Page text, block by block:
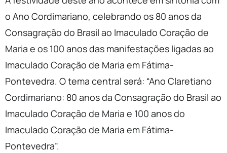
o Ano Cordimariano, celebrando os 80 anos da
Consagração do Brasil ao Imaculado Coração de
Maria e os 100 anos das manifestações ligadas ao
Imaculado Coração de Maria em Fátima-
Pontevedra. O tema central será: “Ano Claretiano
Cordimariano: 80 anos da Consagração do Brasil ao
Imaculado Coração de Maria e 100 anos do
Imaculado Coração de Maria em Fátima-
Pontevedra”.